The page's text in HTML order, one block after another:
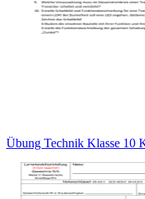
Übung Technik Klasse 10